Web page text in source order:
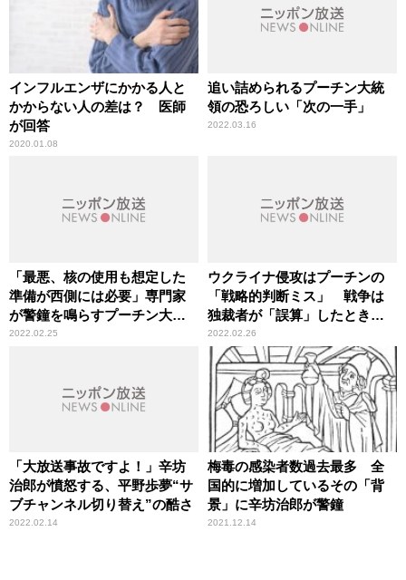
インフルエンザにかかる人と
かからない人の差は？ 医師
が回答
2020.01.08
追い詰められるプーチン大統
領の恐ろしい「次の一手」
2022.03.16
「最悪、核の使用も想定した
準備が西側には必要」専門家
が警鐘を鳴らすプーチン大統
領の“精神状態”
2022.02.25
ウクライナ侵攻はプーチンの
「戦略的判断ミス」 戦争は
独裁者が「誤算」したときに
起きる
2022.02.26
「大放送事故ですよ！」辛坊
治郎が憤怒する、平野歩夢“サ
ブチャンネル切り替え”の酷さ
2022.02.14
梅毒の感染者数過去最多 全
国的に増加しているその「背
景」に辛坊治郎が警鐘
2021.12.14